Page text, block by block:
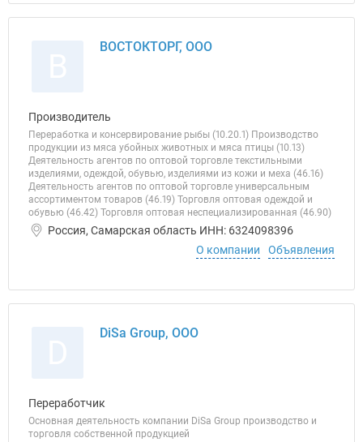
ВОСТОКТОРГ, ООО
Производитель
Переработка и консервирование рыбы (10.20.1) Производство
продукции из мяса убойных животных и мяса птицы (10.13)
Деятельность агентов по оптовой торговле текстильными
изделиями, одеждой, обувью, изделиями из кожи и меха (46.16)
Деятельность агентов по оптовой торговле универсальным
ассортиментом товаров (46.19) Торговля оптовая одеждой и
обувью (46.42) Торговля оптовая неспециализированная (46.90)
Россия, Самарская область ИНН: 6324098396
О компании
Объявления
DiSa Group, ООО
Переработчик
Основная деятельность компании DiSa Group производство и
торговля собственной продукцией